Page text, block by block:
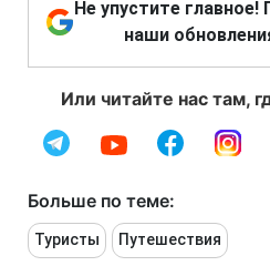
Не упустите
наши
Или читайте нас там,
Больше по теме:
Туристы Путешествия